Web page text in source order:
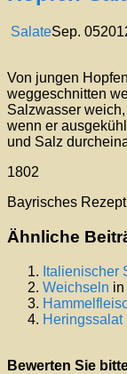
SalateSep. 05
Von jungen
weggeschnitten
Salzwasser
wenn er
und Salz
1802
Bayrisches Rezept
Ähnliche
Italienischer
Weichseln
Heringssalat
Bewerten Sie